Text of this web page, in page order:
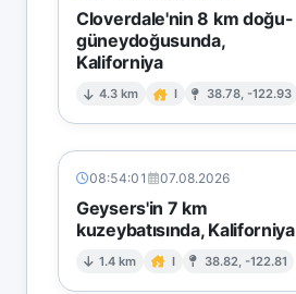
Cloverdale'nin 8 km doğu-
güneydoğusunda,
Kaliforniya
4.3 km I 38.78, -122.93
08:54:01 07.08.2026
Geysers'in 7 km
kuzeybatısında, Kaliforniya
1.4 km I 38.82, -122.81